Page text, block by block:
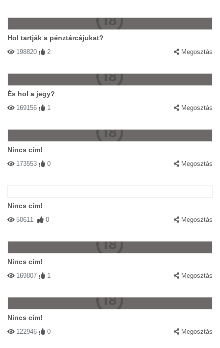
Hol tartják a pénztárcájukat?
198820 2 Megosztás
És hol a jegy?
169156 1 Megosztás
Nincs cím!
173553 0 Megosztás
Nincs cím!
50611 0 Megosztás
Nincs cím!
169807 1 Megosztás
Nincs cím!
122946 0 Megosztás